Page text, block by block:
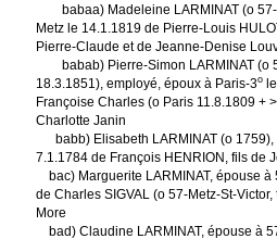
babaa) Madeleine LARMINAT (o 57-
Metz le 14.1.1819 de Pierre-Louis
Pierre-Claude et de Jeanne-Denise
babab) Pierre-Simon LARMINAT (o
18.3.1851), employé, époux à Paris-3ole
Françoise Charles (o Paris 11.8.1809 +
Charlotte Janin
babb) Elisabeth LARMINAT (o 1759),
7.1.1784 de François HENRION, fils de
bac) Marguerite LARMINAT, épouse à
de Charles SIGVAL (o 57-Metz-St-
More
bad) Claudine LARMINAT, épouse à